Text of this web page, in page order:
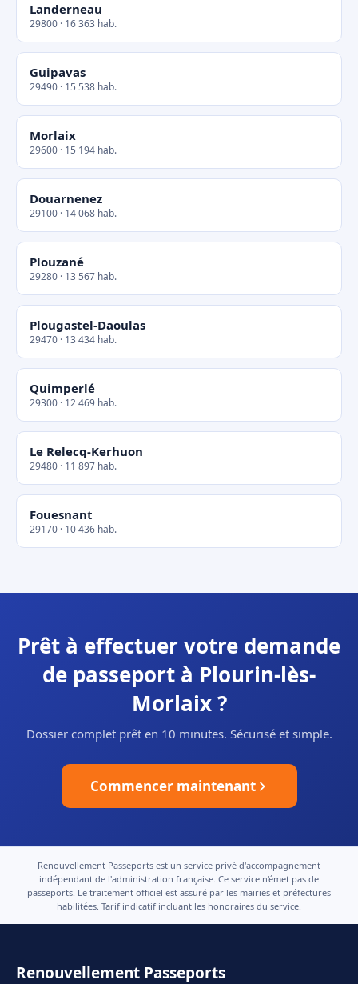
Landerneau
29800 · 16 363 hab.
Guipavas
29490 · 15 538 hab.
Morlaix
29600 · 15 194 hab.
Douarnenez
29100 · 14 068 hab.
Plouzané
29280 · 13 567 hab.
Plougastel-Daoulas
29470 · 13 434 hab.
Quimperlé
29300 · 12 469 hab.
Le Relecq-Kerhuon
29480 · 11 897 hab.
Fouesnant
29170 · 10 436 hab.
Prêt à effectuer votre demande
de passeport à Plourin-lès-
Morlaix ?
Dossier complet prêt en 10 minutes. Sécurisé et simple.
Commencer maintenant
Renouvellement Passeports est un service privé d'accompagnement
indépendant de l'administration française. Ce service n'émet pas de
passeports. Le traitement officiel est assuré par les mairies et préfectures
habilitées. Tarif indicatif incluant les honoraires du service.
Renouvellement Passeports